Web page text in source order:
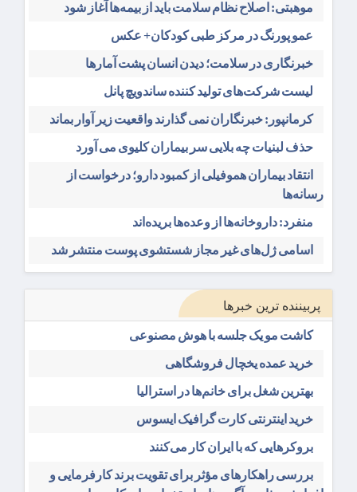
موهبتی: اصلاح نظام سلامت باید از بیمه‌ها آغاز شود
عمو پورنگ در مرکز طبی کودکان+ عکس
خبرنگاری در سلامت؛ دیدن انسان پشت آمارها
لیست شرکت‌های تولید کننده ساندویچ پانل
کرمانپور: خبرنگاران نمی گذارند واقعیت زیر آوار بماند
حذف لبنیات چه بلایی سر بیماران کلیوی می آورد
انتقاد بیماران هموفیلی از کمبود دارو؛ درخواست از
رسانه‌ها
منفرد: داروخانه‌ها از وعده‌ها بریده‌اند
اسامی ژل‌های غیر مجاز شستشوی پوست منتشر شد
پربیننده ترین خبرها
کاشت مو یک جلسه با هوش مصنوعی
خرید عمده یخچال فروشگاهی
بهترین شغل برای خانم‌ها در استرالیا
خرید اینترنتی کارت گرافیک ایسوس
بروکرهایی‌ که با ایران کار می‌کنند
بررسی راهکارهای مؤثر برای تقویت برند کارفرمایی و